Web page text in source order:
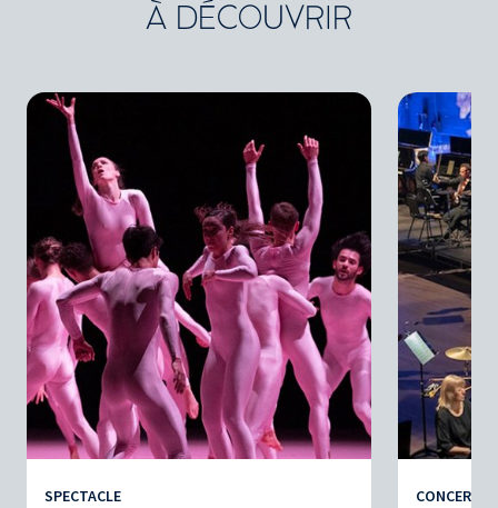
À DÉCOUVRIR
SPECTACLE CONCERT